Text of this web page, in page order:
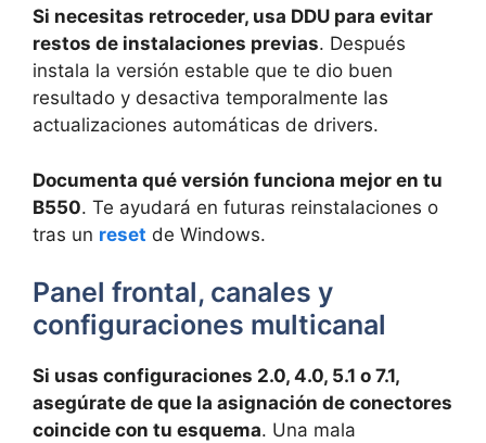
Si necesitas retroceder, usa DDU para evitar
restos de instalaciones previas. Después
instala la versión estable que te dio buen
resultado y desactiva temporalmente las
actualizaciones automáticas de drivers.
Documenta qué versión funciona mejor en tu
B550. Te ayudará en futuras reinstalaciones o
tras un reset de Windows.
Panel frontal, canales y
configuraciones multicanal
Si usas configuraciones 2.0, 4.0, 5.1 o 7.1,
asegúrate de que la asignación de conectores
coincide con tu esquema. Una mala